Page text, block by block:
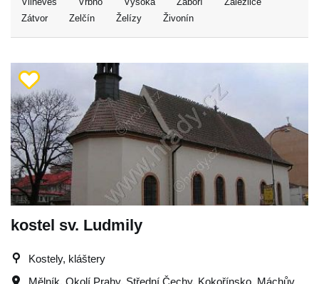
Zátvor
Zelčín Želízy Živonín
kostel sv. Ludmily
Kostely, kláštery
Mělník, Okolí Prahy, Střední Čechy, Kokořínsko, Máchův